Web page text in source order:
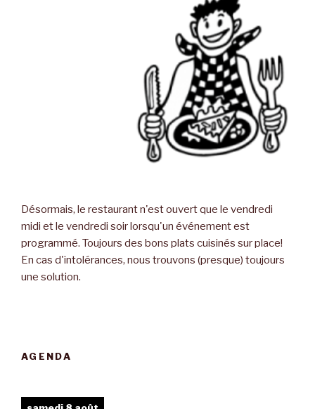
Désormais, le restaurant n'est ouvert que le vendredi
midi et le vendredi soir lorsqu'un événement est
programmé. Toujours des bons plats cuisinés sur place!
En cas d'intolérances, nous trouvons (presque) toujours
une solution.
AGENDA